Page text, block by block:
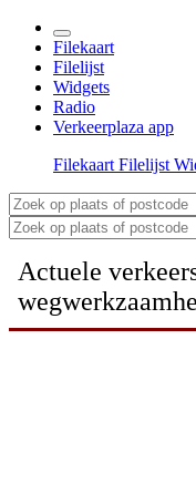
Filekaart
Filelijst
Widgets
Radio
Verkeerplaza app
Filekaart Filelijst
Actuele